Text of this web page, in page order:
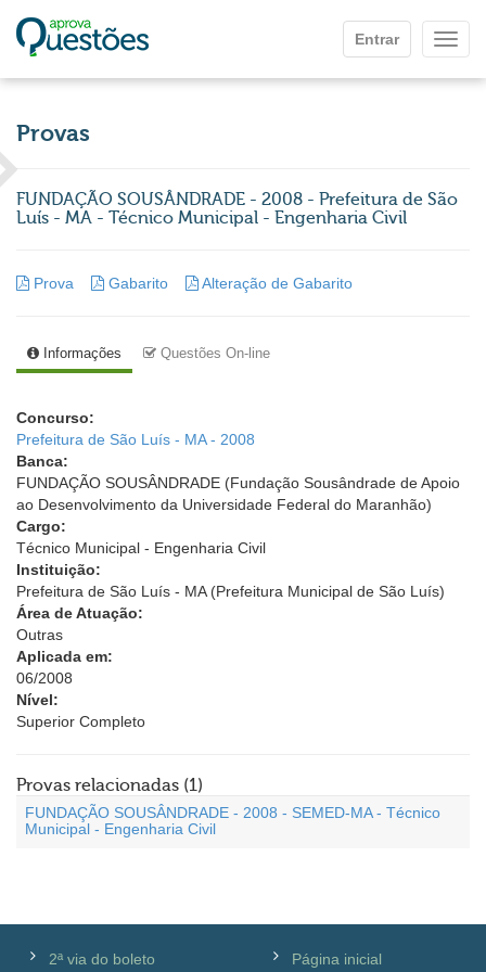
Entrar
Provas
FUNDAÇÃO SOUSÂNDRADE - 2008 - Prefeitura de São
Luís - MA - Técnico Municipal - Engenharia Civil
Prova Gabarito Alteração de Gabarito
Informações Questões On-line
Concurso:
Prefeitura de São Luís - MA - 2008
Banca:
FUNDAÇÃO SOUSÂNDRADE (Fundação Sousândrade de Apoio
ao Desenvolvimento da Universidade Federal do Maranhão)
Cargo:
Técnico Municipal - Engenharia Civil
Instituição:
Prefeitura de São Luís - MA (Prefeitura Municipal de São Luís)
Área de Atuação:
Outras
Aplicada em:
06/2008
Nível:
Superior Completo
Provas relacionadas (1)
FUNDAÇÃO SOUSÂNDRADE - 2008 - SEMED-MA - Técnico
Municipal - Engenharia Civil
2ª via do boleto Página inicial